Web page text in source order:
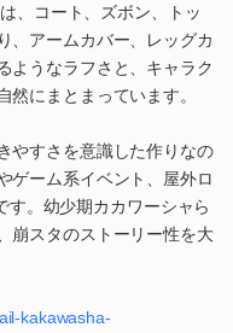
、コート、ズボン、トッ
、アームカバー、レッグカ
ようなラフさと、キャラク
然にまとまっています。
やすさを意識した作りなの
ゲーム系イベント、屋外ロ
す。幼少期カカワーシャら
崩スタのストーリー性を大
kakawasha-